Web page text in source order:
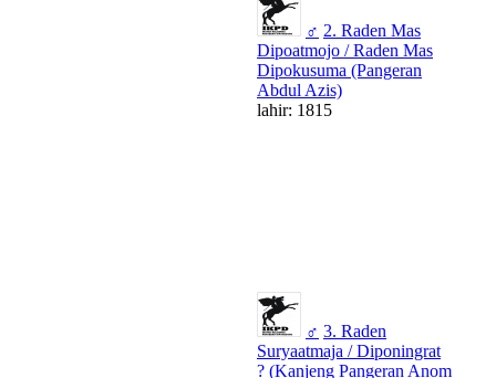
♂ 2. Raden Mas
Dipoatmojo / Raden Mas
Dipokusuma (Pangeran
Abdul Azis)
lahir: 1815
♂ 3. Raden
Suryaatmaja / Diponingrat
? (Kanjeng Pangeran Anom